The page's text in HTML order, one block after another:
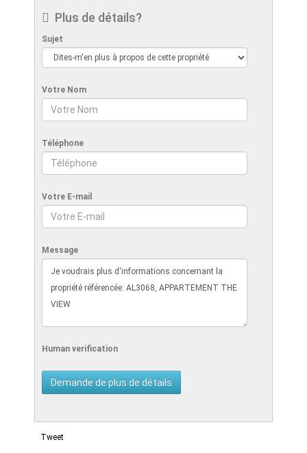
Plus de détails?
Sujet
Votre Nom
Téléphone
Votre E-mail
Message
Human verification
Tweet